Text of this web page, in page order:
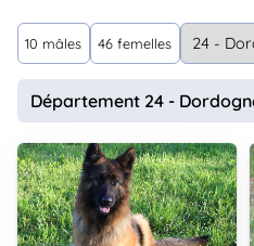
Connexion
10 mâles 46 femelles
Département 24 -